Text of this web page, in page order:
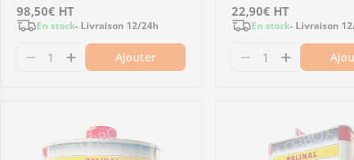
Prix
98,50€ HT
En stock- Livraison 12/24h
Diminuer la quantité pour 1.954.6000 -
Augmenter la quantité pour 1.954.6000
Ajouter
Prix
22,90€ HT
En stock- Livraison
Diminuer la